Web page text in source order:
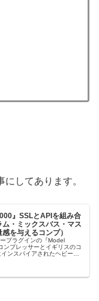
してあります。
』SSLとAPIを組み合
・ミックスバス・マス
を与えるコンプ）
プラグインの『Model
プレッサーとイギリスのコ
ンスパイアされたヘビーウ
ックスバスにも、マスタリン